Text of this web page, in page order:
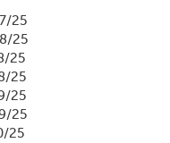
25
25
25
25
25
25
25